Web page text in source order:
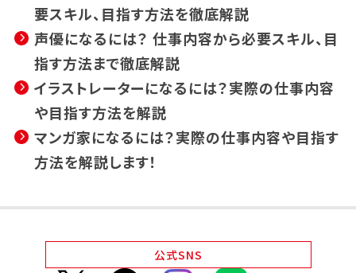
要スキル、目指す方法を徹底解説
声優になるには？ 仕事内容から必要スキル、目
指す方法まで徹底解説
イラストレーターになるには？実際の仕事内容
や目指す方法を解説
マンガ家になるには？実際の仕事内容や目指す
方法を解説します！
公式SNS